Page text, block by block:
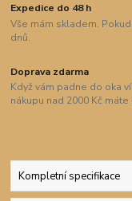
Expedice do 48 h
Vše mám skladem.
dnů.
Doprava zdarma
Když vám padne do oka
nákupu nad 2000 Kč
Kompletní specifikace